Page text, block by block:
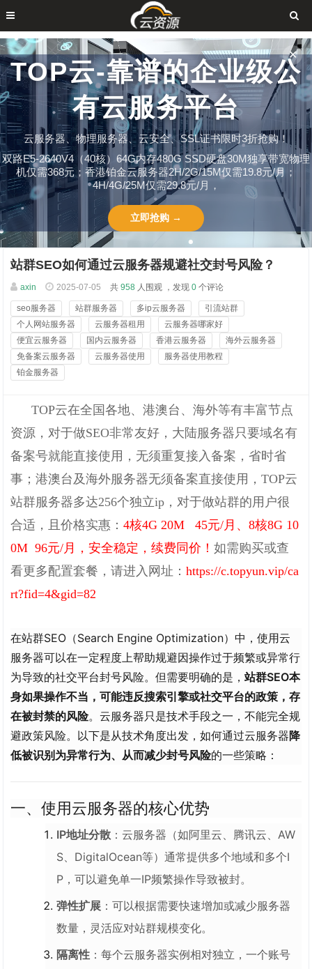
TOP云-靠谱的企业级公
有云服务平台
云服务器、物理服务器、云安全、SSL证书限时3折抢购！
双路E5-2640V4（40核）64G内存480G SSD硬盘30M独享带宽物理
机仅需368元；香港铂金云服务器2H/2G/15M仅需19.8元/月；
4H/4G/25M仅需29.8元/月，
立即抢购 →
✕
站群SEO如何通过云服务器规避社交封号风险？
axin 2025-07-05 共 958 人围观 ，发现 0 个评论
seo服务器 站群服务器 多ip云服务器
引流站群
个人网站服务器
云服务器租用
云服务器哪家好
便宜云服务器
国内云服务器 香港云服务器
海外云服务器
免备案云服务器
云服务器使用
服务器使用教程
铂金服务器
TOP云在全国各地、港澳台、海外等有丰富节点
资源，对于做SEO非常友好，大陆服务器只要域名有
备案号就能直接使用，无须重复接入备案，省时省
事；港澳台及海外服务器无须备案直接使用，TOP云
站群服务器多达256个独立ip，对于做站群的用户很
合适，且价格实惠：4核4G 20M 45元/月、8核8G 10
0M 96元/月
，安全稳定，续费同价！如需购买或查
看更多配置套餐，请进入网址：https://c.topyun.vip/ca
rt?fid=4&gid=82
在站群SEO（Search Engine Optimization）中，使用云
服务器可以在一定程度上帮助规避因操作过于频繁或异常行
为导致的社交平台封号风险。但需要明确的是，站群SEO本
身如果操作不当，可能违反搜索引擎或社交平台的政策，存
在被封禁的风险。云服务器只是技术手段之一，不能完全规
避政策风险。以下是从技术角度出发，如何通过云服务器降
低被识别为异常行为、从而减少封号风险的一些策略：
一、使用云服务器的核心优势
IP地址分散 ：云服务器（如阿里云、腾讯云、AW
S、DigitalOcean等）通常提供多个地域和多个I
P，可以避免单一IP频繁操作导致被封。
弹性扩展 ：可以根据需要快速增加或减少服务器
数量，灵活应对站群规模变化。
隔离性 ：每个云服务器实例相对独立，一个账号